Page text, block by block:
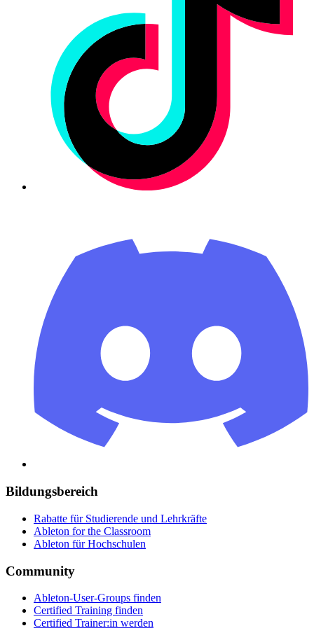
Bildungsbereich
Rabatte für Studierende und Lehrkräfte
Ableton for the Classroom
Ableton für Hochschulen
Community
Ableton-User-Groups finden
Certified Training finden
Certified Trainer:in werden